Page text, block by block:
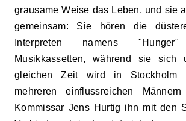
grausame Weise das Leben, und sie
gemeinsam: Sie hören die
Interpreten namens
Musikkassetten, während sie sich
gleichen Zeit wird in Stockholm
mehreren einflussreichen
Kommissar Jens Hurtig ihn mit den